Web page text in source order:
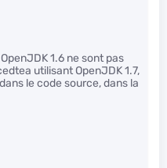
1.6 ne sont pas
utilisant OpenJDK 1.7,
le code source, dans la